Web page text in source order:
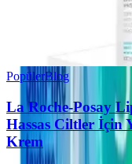
PopülerBlog
La Roche-Posay
Hassas Ciltler İçin
Krem